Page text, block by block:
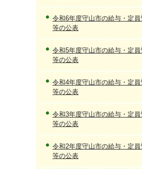
令和6年度守山市の給与・定員
等の公表
令和5年度守山市の給与・定員
等の公表
令和4年度守山市の給与・定員
等の公表
令和3年度守山市の給与・定員
等の公表
令和2年度守山市の給与・定員
等の公表